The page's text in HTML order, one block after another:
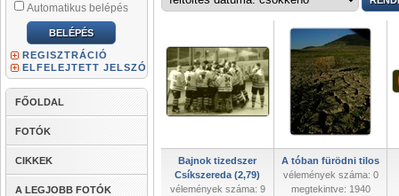
Automatikus belépés
REGISZTRÁCIÓ
ELFELEJTETT JELSZÓ
FŐOLDAL
FOTÓK
CIKKEK
A LEGJOBB FOTÓK
Bajnok tizedszer
Csíkszereda (2,79)
vélemények száma: 9
A tóban fürödni tilos
vélemények száma: 0
megtekintve: 1940